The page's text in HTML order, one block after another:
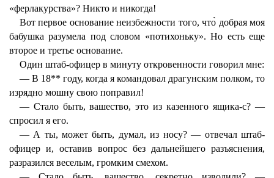
«ферлакурства»? Никто и никогда!
Вот первое основание неизбежности того, что̀ добрая моя
бабушка разумела под словом «потихоньку». Но есть еще
второе и третье основание.
Один штаб-офицер в минуту откровенности говорил мне:
— В 18** году, когда я командовал драгунским полком, то
изрядно мошну свою поправил!
— Стало быть, вашество, это из казенного ящика-с? —
спросил я его.
— А ты, может быть, думал, из носу? — отвечал штаб-
офицер и, оставив вопрос без дальнейшего разъяснения,
разразился веселым, громким смехом.